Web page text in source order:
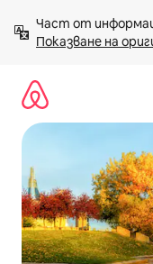
към
съдържанието
Показване на